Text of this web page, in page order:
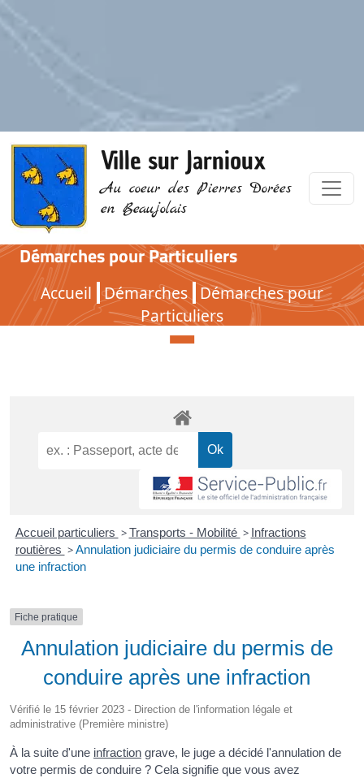
Ville sur Jarnioux
Au coeur des Pierres Dorées
en Beaujolais
Démarches pour Particuliers
Accueil Démarches Démarches pour
Particuliers
Démarches pour Particuliers
Accueil particuliers > Transports - Mobilité > Infractions
routières > Annulation judiciaire du permis de conduire après
une infraction
Fiche pratique
Annulation judiciaire du permis de
conduire après une infraction
Vérifié le 15 février 2023 - Direction de l'information légale et
administrative (Première ministre)
À la suite d'une infraction grave, le juge a décidé l'annulation de
votre permis de conduire ? Cela signifie que vous avez